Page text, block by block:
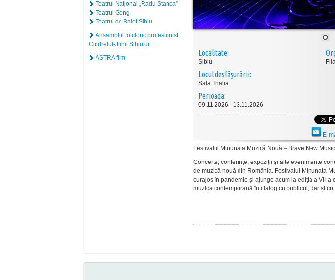
Teatrul Naţional „Radu Stanca”
Teatrul Gong
Teatrul de Balet Sibiu
Ansamblul folcloric profesionist
Cindrelul-Junii Sibiului
ASTRA film
Localitate:
Sibiu
Locul desfăşurării:
Sala Thalia
Perioada:
09.11.2026 - 13.11.2026
E-
Festivalul Minunata Muzică Nouă – Brave New
Concerte, conferințe, expoziții și alte evenimente
de muzică nouă din România. Festivalul Minunata
curajos în pandemie și ajunge acum la ediția a VII-a
muzica contemporană în dialog cu publicul , dar și cu